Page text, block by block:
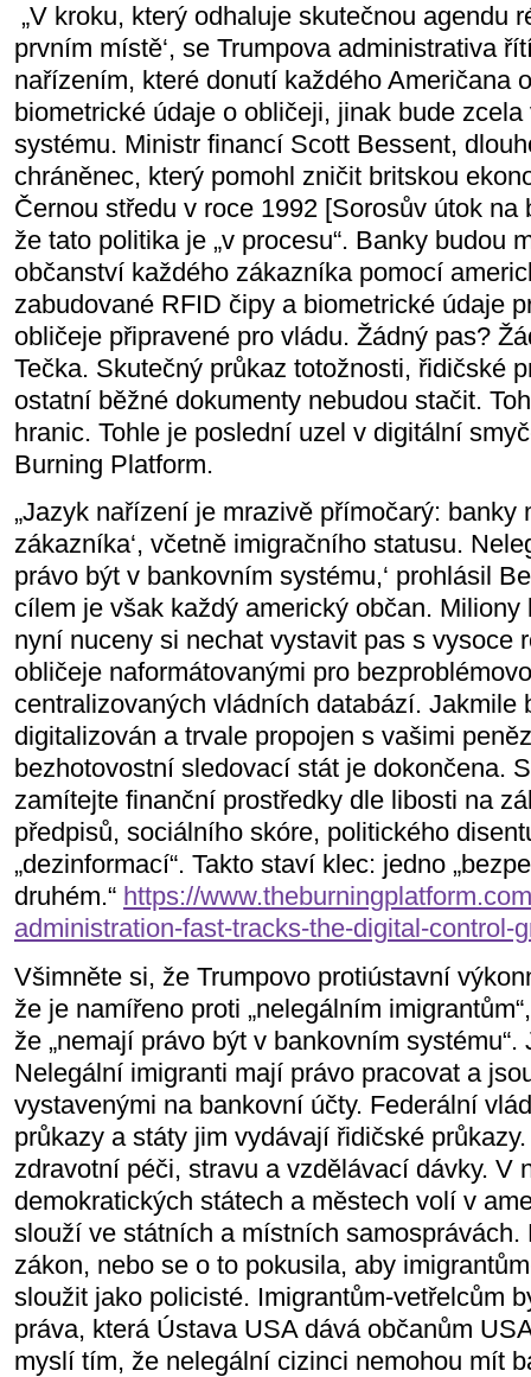
„V kroku, který odhaluje skutečnou agendu
prvním místě‘, se Trumpova administrativa
nařízením, které donutí každého Američana
biometrické údaje o obličeji, jinak bude
systému. Ministr financí Scott Bessent,
chráněnec, který pomohl zničit britskou
Černou středu v roce 1992 [Sorosův útok na
že tato politika je „v procesu“. Banky budou
občanství každého zákazníka pomocí
zabudované RFID čipy a biometrické údaje
obličeje připravené pro vládu. Žádný pas?
Tečka. Skutečný průkaz totožnosti, řidičské
ostatní běžné dokumenty nebudou stačit.
hranic. Tohle je poslední uzel v digitální
Burning Platform.
„Jazyk nařízení je mrazivě přímočarý: banky
zákazníka‘, včetně imigračního statusu.
právo být v bankovním systému,‘ prohlásil
cílem je však každý americký občan.
nyní nuceny si nechat vystavit pas s vysoce
obličeje naformátovanými pro
centralizovaných vládních databází. Jakmile
digitalizován a trvale propojen s vašimi
bezhotovostní sledovací stát je dokončena.
zamítejte finanční prostředky dle libosti na
předpisů, sociálního skóre, politického
„dezinformací“. Takto staví klec: jedno
druhém.“ https://
administration-fast-tracks-the-digital-control-
Všimněte si, že Trumpovo protiústavní
že je namířeno proti „nelegálním
že „nemají právo být v bankovním
Nelegální imigranti mají právo pracovat a
vystavenými na bankovní účty. Federální
průkazy a státy jim vydávají řidičské
zdravotní péči, stravu a vzdělávací dávky. V
demokratických státech a městech volí v
slouží ve státních a místních samosprávách.
zákon, nebo se o to pokusila, aby
sloužit jako policisté. Imigrantům-vetřelcům
práva, která Ústava USA dává občanům
myslí tím, že nelegální cizinci nemohou mít